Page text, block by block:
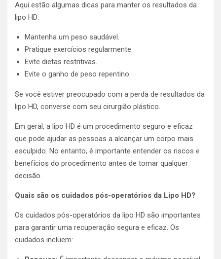
Aqui estão algumas dicas para manter os resultados da
lipo HD:
Mantenha um peso saudável.
Pratique exercícios regularmente.
Evite dietas restritivas.
Evite o ganho de peso repentino.
Se você estiver preocupado com a perda de resultados da
lipo HD, converse com seu cirurgião plástico.
Em geral, a lipo HD é um procedimento seguro e eficaz
que pode ajudar as pessoas a alcançar um corpo mais
esculpido. No entanto, é importante entender os riscos e
benefícios do procedimento antes de tomar qualquer
decisão.
Quais são os cuidados pós-operatórios da Lipo HD?
Os cuidados pós-operatórios da lipo HD são importantes
para garantir uma recuperação segura e eficaz. Os
cuidados incluem: